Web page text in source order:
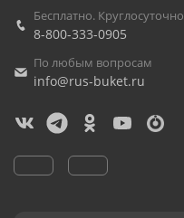
Бесплатно. Круглосуточно
8-800-333-0905
По любым вопросам
info@rus-buket.ru